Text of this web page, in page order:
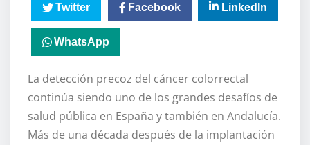
Twitter Facebook LinkedIn
WhatsApp
La detección precoz del cáncer colorrectal
continúa siendo uno de los grandes desafíos de
salud pública en España y también en Andalucía.
Más de una década después de la implantación